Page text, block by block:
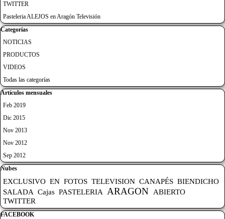
TWITTER
Pasteleria ALEJOS en Aragón Televisión
Saltar el bloque Categorías
Categorías
NOTICIAS
PRODUCTOS
VIDEOS
Todas las categorías
Saltar el bloque Artículos mensuales
Artículos mensuales
Feb 2019
Dic 2015
Nov 2013
Nov 2012
Sep 2012
Saltar el bloque Nubes
Nubes
EXCLUSIVO EN FOTOS TELEVISION CANAPÉS BIENDICHO
SALADA Cajas PASTELERIA ARAGON
ABIERTO
TWITTER
Saltar el bloque FACEBOOK
FACEBOOK